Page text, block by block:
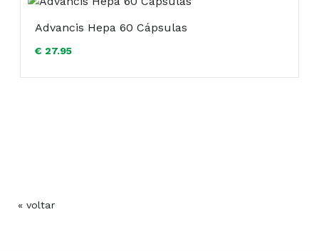
Advancis Hepa 60 Cápsulas
€ 27.95
« voltar